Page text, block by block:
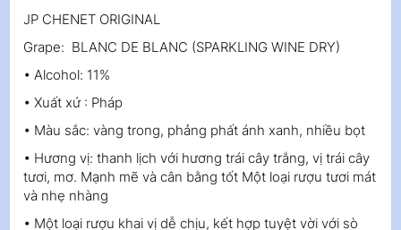
JP CHENET ORIGINAL
Grape: BLANC DE BLANC (SPARKLING WINE DRY)
• Alcohol: 11%
• Xuất xứ : Pháp
• Màu sắc: vàng trong, phảng phất ánh xanh, nhiều bọt
• Hương vị: thanh lịch với hương trái cây trắng, vị trái cây
tươi, mơ. Mạnh mẽ và cân bằng tốt Một loại rượu tươi mát
và nhẹ nhàng
• Một loại rượu khai vị dễ chịu, kết hợp tuyệt vời với sò